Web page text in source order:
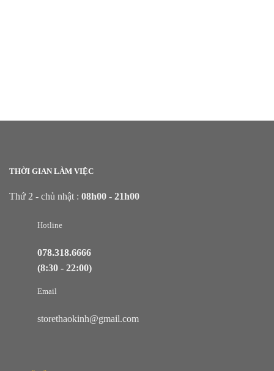
THỜI GIAN LÀM VIỆC
Thứ 2 - chủ nhật : 08h00 - 21h00
Hotline
078.318.6666
(8:30 - 22:00)
Email
storethaokinh@gmail.com